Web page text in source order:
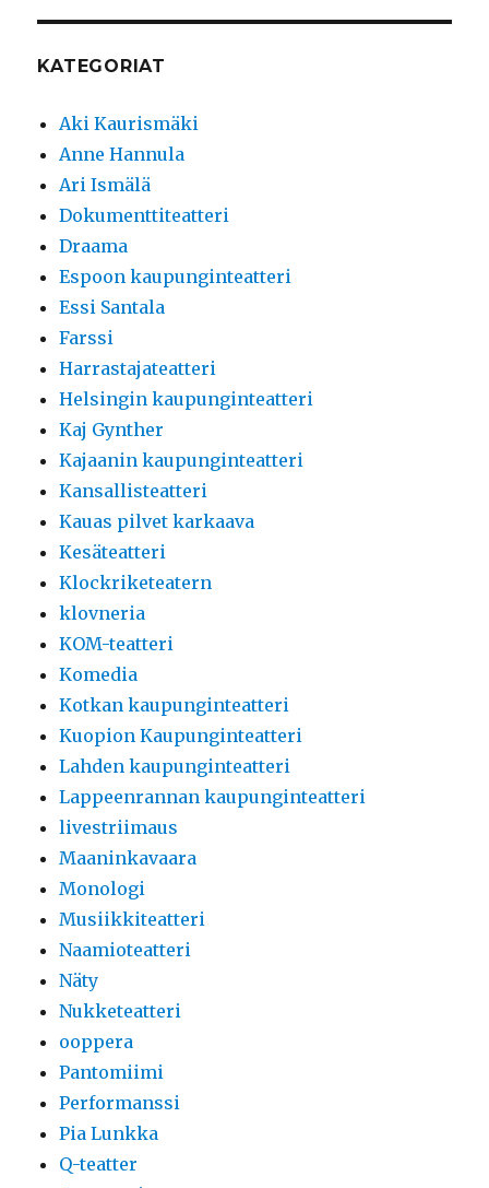
KATEGORIAT
Aki Kaurismäki
Anne Hannula
Ari Ismälä
Dokumenttiteatteri
Draama
Espoon kaupunginteatteri
Essi Santala
Farssi
Harrastajateatteri
Helsingin kaupunginteatteri
Kaj Gynther
Kajaanin kaupunginteatteri
Kansallisteatteri
Kauas pilvet karkaava
Kesäteatteri
Klockriketeatern
klovneria
KOM-teatteri
Komedia
Kotkan kaupunginteatteri
Kuopion Kaupunginteatteri
Lahden kaupunginteatteri
Lappeenrannan kaupunginteatteri
livestriimaus
Maaninkavaara
Monologi
Musiikkiteatteri
Naamioteatteri
Näty
Nukketeatteri
ooppera
Pantomiimi
Performanssi
Pia Lunkka
Q-teatter